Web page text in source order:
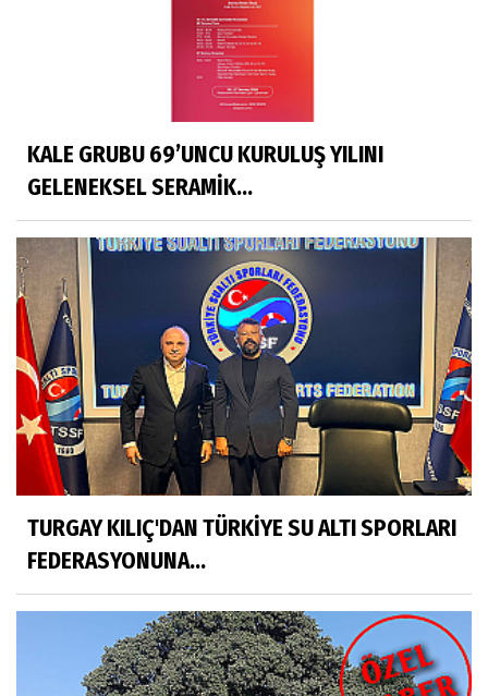
KALE GRUBU 69’UNCU KURULUŞ YILINI
GELENEKSEL SERAMİK...
TURGAY KILIÇ'DAN TÜRKİYE SU ALTI SPORLARI
FEDERASYONUNA...